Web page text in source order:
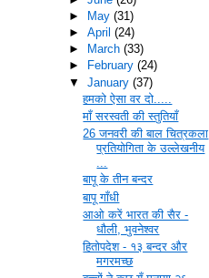
►
May (31)
► April (24)
►
March (33)
►
February (24)
▼ January (37)
हमको ऐसा वर दो.....
माँ सरस्वती की स्तुतियाँ
26 जनवरी की बाल चित्रकला
प्रतियोगिता के उल्लेखनीय
...
बापू के तीन बन्दर
बापू गाँधी
आओ करें भारत की सैर -
धौली, भुवनेश्‍वर
हितोपदेश - १३ बन्दर और
मगरमच्छ